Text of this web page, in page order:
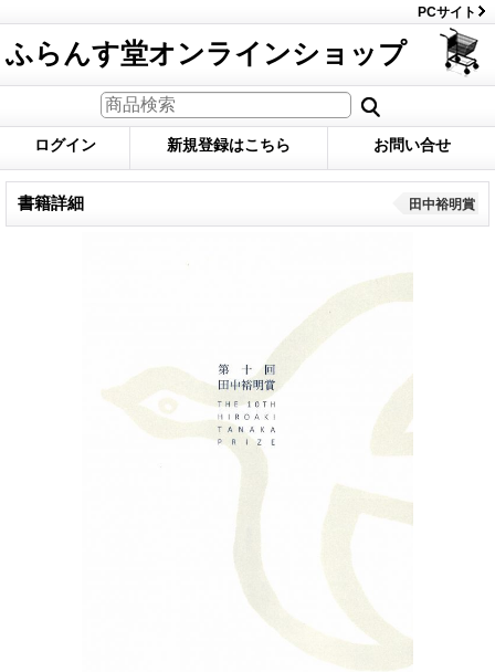
PCサイト
ふらんす堂オンラインショップ
ログイン 新規登録はこちら お問い合せ
書籍詳細 田中裕明賞